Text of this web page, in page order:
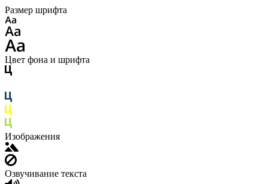
Размер шрифта
Цвет фона и шрифта
Изображения
Озвучивание текста